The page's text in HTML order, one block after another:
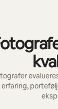
erfaring,